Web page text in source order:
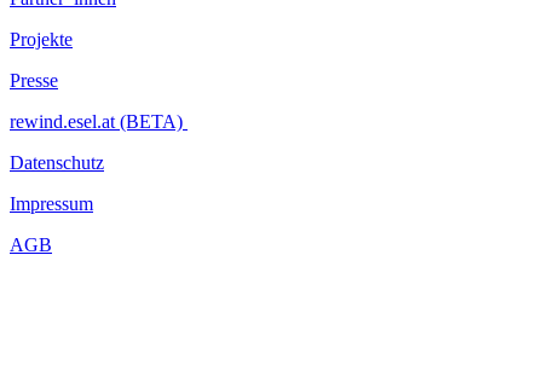
Projekte
Presse
rewind.esel.at (BETA)
Datenschutz
Impressum
AGB